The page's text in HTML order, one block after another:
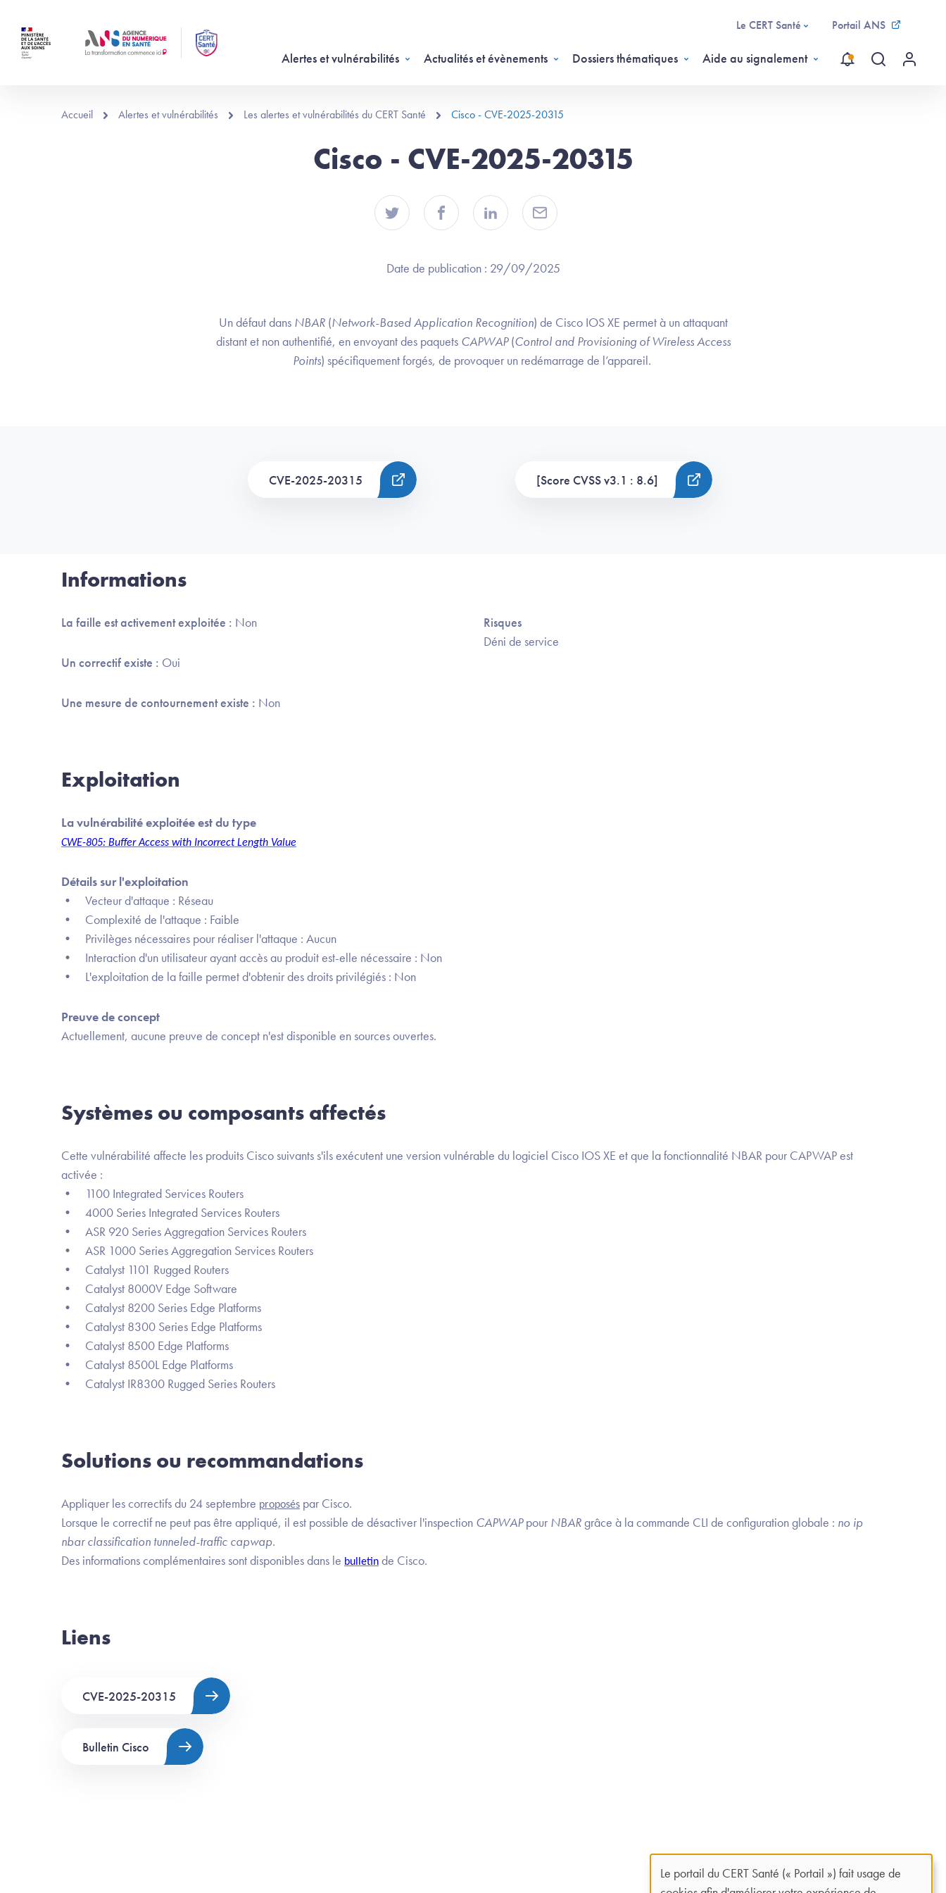
Le CERT Santé Portail ANS
Alertes et vulnérabilités Actualités et évènements Dossiers thématiques Aide au signalement
Recherche
Menu
Accueil Alertes et vulnérabilités Les alertes et vulnérabilités du CERT Santé Cisco - CVE-2025-20315
Cisco - CVE-2025-20315
Date de publication : 29/09/2025
Un défaut dans NBAR (Network-Based Application Recognition) de Cisco IOS XE permet à un attaquant
distant et non authentifié, en envoyant des paquets CAPWAP(Control and Provisioning of Wireless Access
Points) spécifiquement forgés, de provoquer un redémarrage de l’appareil.
CVE-2025-20315 [Score CVSS v3.1 : 8.6]
Informations
La faille est activement exploitée : Non
Un correctif existe : Oui
Une mesure de contournement existe : Non
Risques
Déni de service
Exploitation
La vulnérabilité exploitée est du type
CWE-805: Buffer Access with Incorrect Length Value
Détails sur l'exploitation
• Vecteur d'attaque : Réseau
• Complexité de l'attaque : Faible
• Privilèges nécessaires pour réaliser l'attaque : Aucun
• Interaction d'un utilisateur ayant accès au produit est-elle nécessaire : Non
• L'exploitation de la faille permet d'obtenir des droits privilégiés : Non
Preuve de concept
Actuellement, aucune preuve de concept n'est disponible en sources ouvertes.
Systèmes ou composants affectés
Cette vulnérabilité affecte les produits Cisco suivants s'ils exécutent une version vulnérable du logiciel Cisco IOS XE et que la fonctionnalité NBAR pour CAPWAP est
activée :
• 1100 Integrated Services Routers
• 4000 Series Integrated Services Routers
• ASR 920 Series Aggregation Services Routers
• ASR 1000 Series Aggregation Services Routers
• Catalyst 1101 Rugged Routers
• Catalyst 8000V Edge Software
• Catalyst 8200 Series Edge Platforms
• Catalyst 8300 Series Edge Platforms
• Catalyst 8500 Edge Platforms
• Catalyst 8500L Edge Platforms
• Catalyst IR8300 Rugged Series Routers
Solutions ou recommandations
Appliquer les correctifs du 24 septembre proposés par Cisco.
Lorsque le correctif ne peut pas être appliqué, il est possible de désactiver l'inspection CAPWAPpour NBARgrâce à la commande CLI de configuration globale : no ip
nbar classification tunneled-traffic capwap.
Des informations complémentaires sont disponibles dans le bulletin de Cisco.
Liens
CVE-2025-20315
Bulletin Cisco
Le portail du CERT Santé (« Portail ») fait usage de